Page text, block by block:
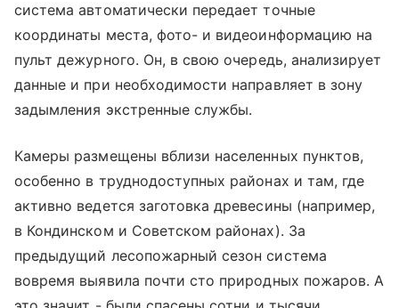
система автоматически передает точные
координаты места, фото- и видеоинформацию на
пульт дежурного. Он, в свою очередь, анализирует
данные и при необходимости направляет в зону
задымления экстренные службы.
Камеры размещены вблизи населенных пунктов,
особенно в труднодоступных районах и там, где
активно ведется заготовка древесины (например,
в Кондинском и Советском районах). За
предыдущий лесопожарный сезон система
вовремя выявила почти сто природных пожаров. А